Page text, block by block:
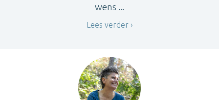
wens ...
Lees verder